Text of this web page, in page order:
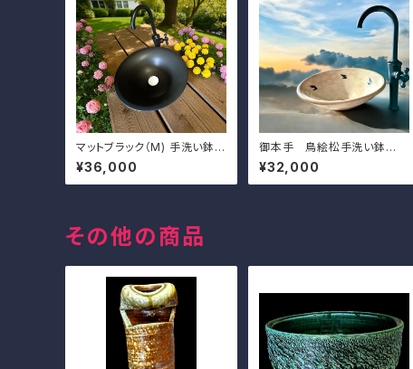
マットブラック（M) 手洗い鉢
排水金具付き
¥36,000
御本手 鳥絵松手洗い鉢
（中） 排水金具付き
¥32,000
その他の商品